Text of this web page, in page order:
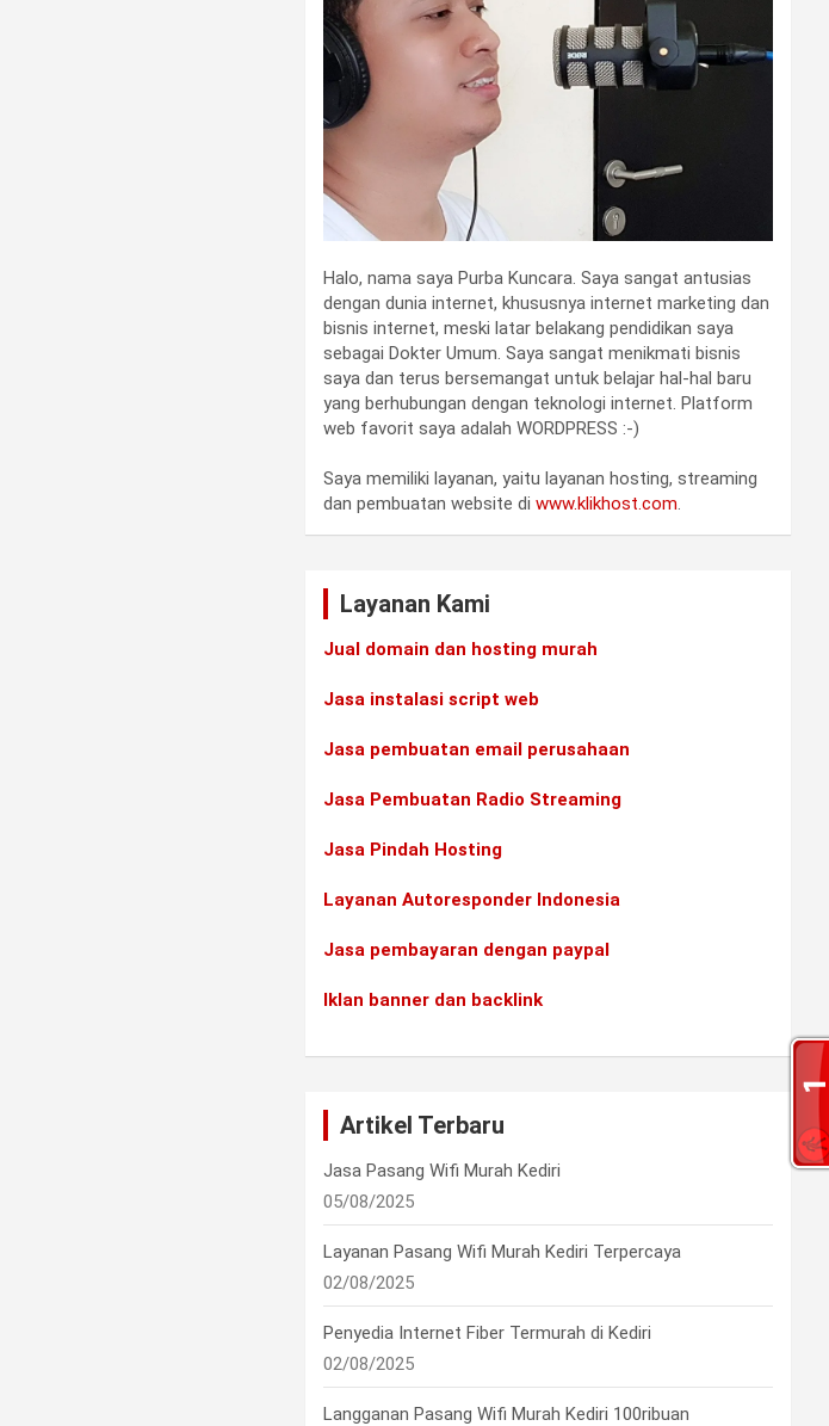
Halo, nama saya Purba Kuncara. Saya sangat antusias
dengan dunia internet, khususnya internet marketing dan
bisnis internet, meski latar belakang pendidikan saya
sebagai Dokter Umum. Saya sangat menikmati bisnis
saya dan terus bersemangat untuk belajar hal-hal baru
yang berhubungan dengan teknologi internet. Platform
web favorit saya adalah WORDPRESS :-)
Saya memiliki layanan, yaitu layanan hosting, streaming
dan pembuatan website diwww.klikhost.com.
Layanan Kami
Jual domain dan hosting murah
Jasa instalasi script web
Jasa pembuatan email perusahaan
Jasa Pembuatan Radio Streaming
Jasa Pindah Hosting
Layanan Autoresponder Indonesia
Jasa pembayaran dengan paypal
Iklan banner dan backlink
Artikel Terbaru
Jasa Pasang Wifi Murah Kediri
05/08/2025
Layanan Pasang Wifi Murah Kediri Terpercaya
02/08/2025
Penyedia Internet Fiber Termurah di Kediri
02/08/2025
Langganan Pasang Wifi Murah Kediri 100ribuan